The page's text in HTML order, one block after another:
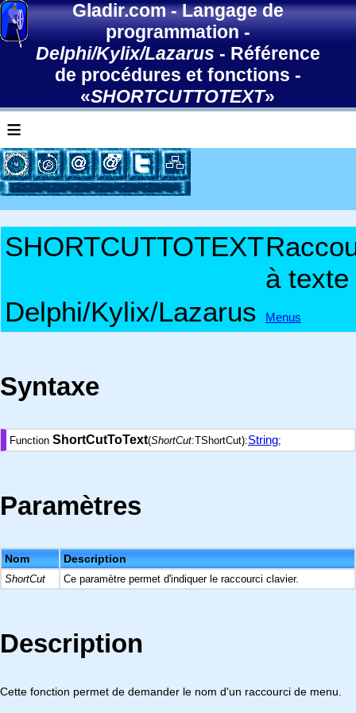
Gladir.com-Langage de
programmation-
Delphi/Kylix/Lazarus - Référence
de procédures et fonctions -
«SHORTCUTTOTEXT»
≡
SHORTCUTTOTEXT
à texte
Delphi/Kylix/Lazarus
Menus
Syntaxe
Function ShortCutToText(ShortCut:TShortCut):String;
Paramètres
Nom Description
ShortCut Ce paramètre permet d'indiquer le raccourci clavier.
Description
Cette fonction permet de demander le nom d'un raccourci de menu.